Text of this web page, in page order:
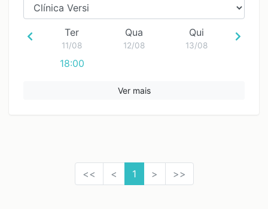
Ter
11/08
18:00
Qua
12/08
Qui
13/08
Ver mais
<< < 1 > >>